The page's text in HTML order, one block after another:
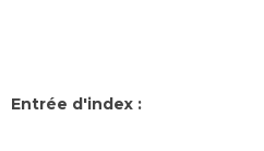
Entrée d'index :